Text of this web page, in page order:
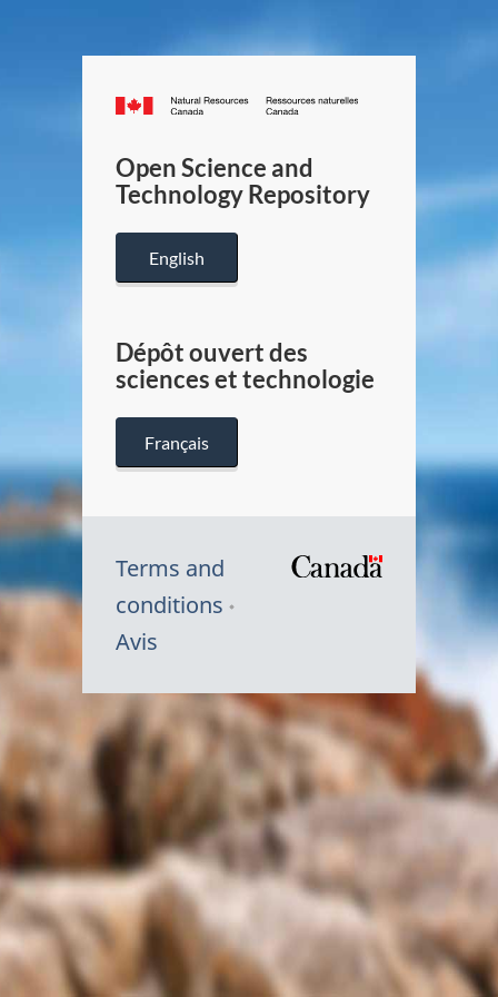
Canada.ca
/
Canada
Open Science and
Technology Repository
English
Dépôt ouvert des
sciences et technologie
Français
Terms and
conditions
Avis
Symbole
du
Canada